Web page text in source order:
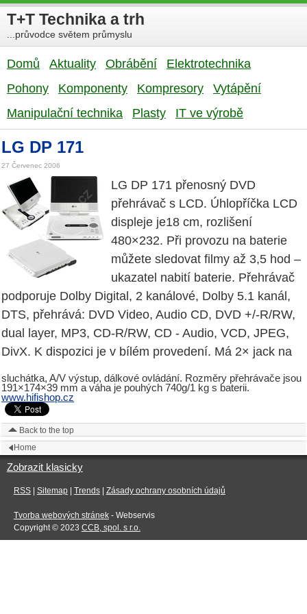
T+T Technika a trh
...průvodce světem průmyslu
Domů Aktuality Obrábění
Elektrotechnika
Pohony
Komponenty Kompresory
Vytápění
Manipulační technika
Plasty IT ve výrobě
LG DP 171
27 Červenec 2006
LG DP 171 přenosný DVD
přehrávač s LCD. Úhlopříčka LCD
displeje je18 cm, rozlišení
480×232. Při provozu na baterie
můžete sledovat filmy až 3,5 hod –
ukazatel nabití baterie. Přehrávač
podporuje Dolby Digital, 2 kanálové, Dolby 5.1 kanál,
DTS, přehrává: DVD Video, Audio CD, DVD +/-R/RW,
dual layer, MP3, CD-R/RW, CD - Audio, VCD, JPEG,
DivX. K dispozici je v bílém provedení. Má 2× jack na
sluchátka, A/V výstup, dálkové ovládání. Rozměry přehrávače jsou
191×174×39 mm a váha je pouhých 740g/1 kg s baterii.
www.hifishop.cz
Back to the top
Home
Zobrazit klasicky
RSS| Sitemap| Trends| Zásady ochrany osobních údajů
Tvorba webových stránek- Webservis
Copyright © 2023 CCB, spol. s r.o.